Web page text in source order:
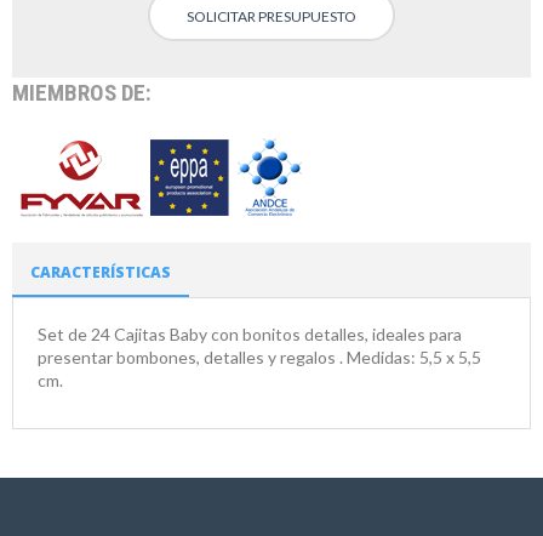
SOLICITAR PRESUPUESTO
MIEMBROS DE:
CARACTERÍSTICAS
Set de 24 Cajitas Baby con bonitos detalles, ideales para
presentar bombones, detalles y regalos . Medidas: 5,5 x 5,5
cm.